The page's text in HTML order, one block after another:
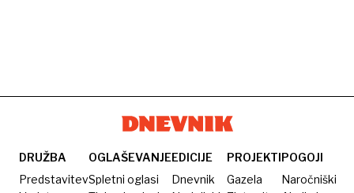
DRUŽBA
Predstavitev
OGLAŠEVANJE
Spletni oglasi
EDICIJE
Dnevnik
PROJEKTI
Gazela
POGOJI
Naročniški